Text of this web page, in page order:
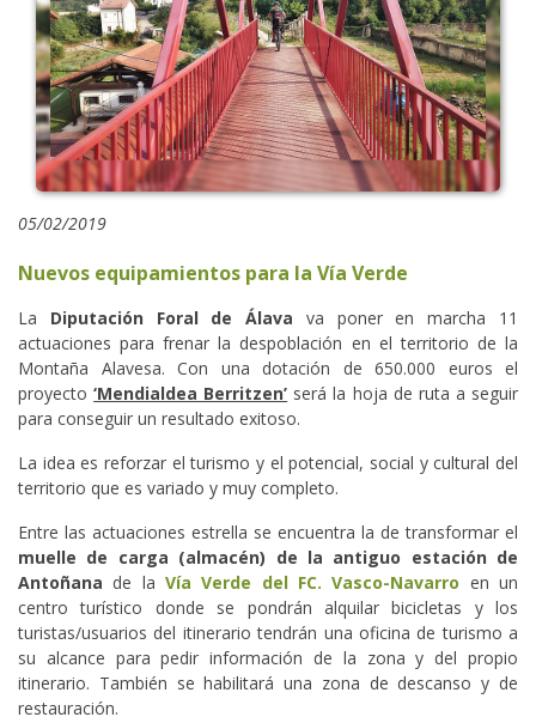
05/02/2019
Nuevos equipamientos para la Vía Verde
La Diputación Foral de Álava va poner en marcha 11
actuaciones para frenar la despoblación en el territorio de la
Montaña Alavesa. Con una dotación de 650.000 euros el
proyecto‘Mendialdea Berritzen’ será la hoja de ruta a seguir
para conseguir un resultado exitoso.
La idea es reforzar el turismo y el potencial, social y cultural del
territorio que es variado y muy completo.
Entre las actuaciones estrella se encuentra la de transformar el
muelle de carga (almacén) de la antiguo estación de
Antoñana de laVía Verde del FC. Vasco-Navarro en un
centro turístico donde se pondrán alquilar bicicletas y los
turistas/usuarios del itinerario tendrán una oficina de turismo a
su alcance para pedir información de la zona y del propio
itinerario. También se habilitará una zona de descanso y de
restauración.